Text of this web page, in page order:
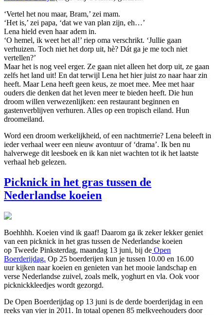
‘Vertel het nou maar, Bram,’ zei mam.
‘Het is,’ zei papa, ‘dat we van plan zijn, eh…’
Lena hield even haar adem in.
‘O hemel, ik weet het al!’ riep oma verschrikt. ‘Jullie gaan
verhuizen. Toch niet het dorp uit, hè? Dát ga je me toch niet
vertellen?’
Maar het is nog veel erger. Ze gaan niet alleen het dorp uit, ze gaan
zelfs het land uit! En dat terwijl Lena het hier juist zo naar haar zin
heeft. Maar Lena heeft geen keus, ze moet mee. Mee met haar
ouders die denken dat het leven meer te bieden heeft. Die hun
droom willen verwezenlijken: een restaurant beginnen en
gastenverblijven verhuren. Alles op een tropisch eiland. Hun
droomeiland.
Word een droom werkelijkheid, of een nachtmerrie? Lena beleeft in
ieder verhaal weer een nieuw avontuur of ‘drama’. Ik ben nu
halverwege dit leesboek en ik kan niet wachten tot ik het laatste
verhaal heb gelezen.
Picknick in het gras tussen de
Nederlandse koeien
Boehhhh. Koeien vind ik gaaf! Daarom ga ik zeker lekker geniet
van een picknick in het gras tussen de Nederlandse koeien
op Tweede Pinksterdag, maandag 13 juni, bij de Open
Boerderijdag. Op 25 boerderijen kun je tussen 10.00 en 16.00
uur kijken naar koeien en genieten van het mooie landschap en
verse Nederlandse zuivel, zoals melk, yoghurt en vla. Ook voor
picknickkleedjes wordt gezorgd.
De Open Boerderijdag op 13 juni is de derde boerderijdag in een
reeks van vier in 2011. In totaal openen 85 melkveehouders door